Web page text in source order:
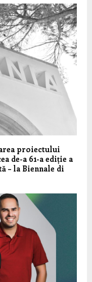
proiectului
de-a 61-a ediție a
– la Biennale di